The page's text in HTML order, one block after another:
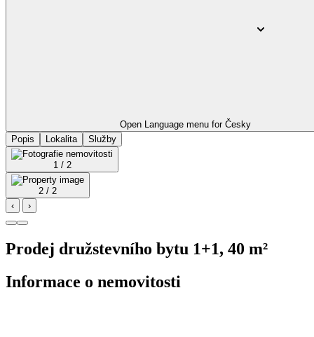
Open Language menu for Česky
Popis
Lokalita Služby
1 / 2
2 / 2
‹
›
Prodej družstevního bytu 1+1, 40 m²
Informace o nemovitosti